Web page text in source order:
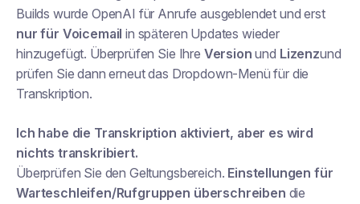
Builds wurde OpenAI für Anrufe ausgeblendet und erst
nur für Voicemail in späteren Updates wieder
hinzugefügt. Überprüfen Sie Ihre Version und Lizenzund
prüfen Sie dann erneut das Dropdown-Menü für die
Transkription.
Ich habe die Transkription aktiviert, aber es wird
nichts transkribiert.
Überprüfen Sie den Geltungsbereich. Einstellungen für
Warteschleifen/Rufgruppen überschreiben die